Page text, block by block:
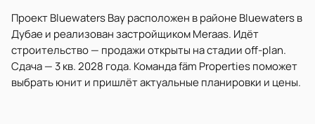
Проект Bluewaters Bay расположен в районе Bluewaters в
Дубае и реализован застройщиком Meraas. Идёт
строительство — продажи открыты на стадии off-plan.
Сдача — 3 кв. 2028 года. Команда fäm Properties поможет
выбрать юнит и пришлёт актуальные планировки и цены.